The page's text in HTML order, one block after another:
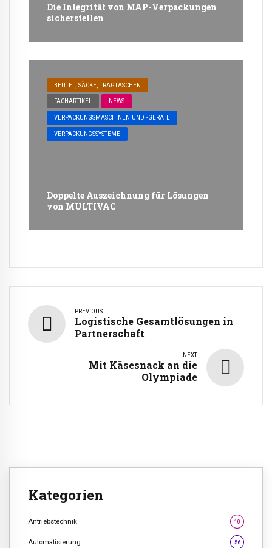
Die Integrität von MAP-Verpackungen
sicherstellen
BEUTEL, SÄCKE, TRAGTASCHEN
FACHARTIKEL NEWS
VERPACKUNGSMASCHINEN UND -GERÄTE
VERPACKUNGSSYSTEME
Doppelte Auszeichnung für Lösungen
von MULTIVAC
PREVIOUS
Logistische Gesamtlösungen in
Partnerschaft
NEXT
Mit Käsesnack an die
Olympiade
Kategorien
Antriebstechnik 10
Automatisierung 56